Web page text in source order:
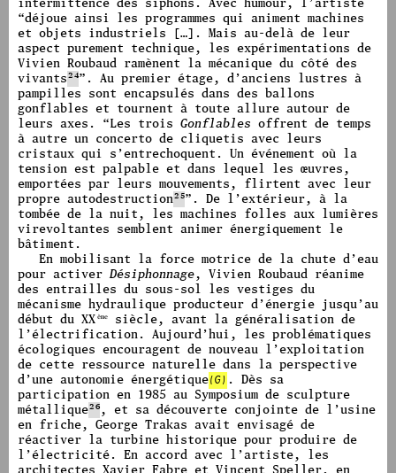
intermittence des siphons. Avec humour, l’artiste
“déjoue ainsi les programmes qui animent machines
et objets industriels […]. Mais au-delà de leur
aspect purement technique, les expérimentations de
Vivien Roubaud ramènent la mécanique du côté des
vivants24”.Au premier étage, d’anciens lustres à
pampilles sont encapsulés dans des ballons
gonflables et tournent à toute allure autour de
leurs axes. “Les trois Gonflables offrent de temps
à autre un concerto de cliquetis avec leurs
cristaux qui s’entrechoquent. Un événement où la
tension est palpable et dans lequel les œuvres,
emportées par leurs mouvements, flirtent avec leur
propre autodestruction25”.De l’extérieur, à la
tombée de la nuit, les machines folles aux lumières
virevoltantes semblent animer énergiquement le
bâtiment.
En mobilisant la force motrice de la chute d’eau
pour activerDésiphonnage, Vivien Roubaud réanime
des entrailles du sous-sol les vestiges du
mécanisme hydraulique producteur d’énergie jusqu’au
début du XX èmesiècle, avant la généralisation de
l’électrification. Aujourd’hui, les problématiques
écologiques encouragent de nouveau l’exploitation
de cette ressource naturelle dans la perspective
d’une autonomie énergétique(G) . Dès sa
participation en 1985 au Symposium de sculpture
métallique26,et sa découverte conjointe de l’usine
en friche, George Trakas avait envisagé de
réactiver la turbine historique pour produire de
l’électricité. En accord avec l’artiste, les
architectes Xavier Fabre et Vincent Speller, en